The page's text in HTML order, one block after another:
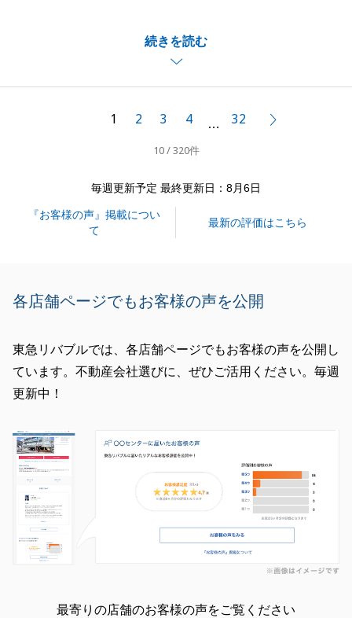
続きを読む
期化となり、その間ご不安な思いをさせてしまいまし
たこと、大変申し訳ございません。
以降、ご不安なお気持ちにさせてしまうことのないよ
何卒よろしくお願いいたします。
1 2 3 4 … 32
10 / 320件
毎週更新予定 最終更新日：8月6日
『お客様の声』掲載につい
て
最新の評価はこちら
各店舗ページでもお客様の声を公開
東急リバブルでは、各店舗ページでもお客様の声を公開し
ています。不動産会社選びに、ぜひご活用ください。毎週
更新中！
最寄りの店舗のお客様の声をご覧ください